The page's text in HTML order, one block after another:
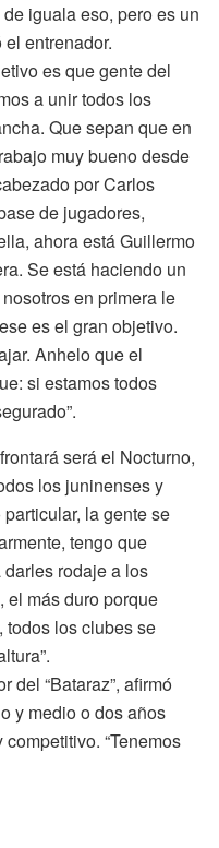
iguala eso, pero es un
entrenador.
es que gente del
a unir todos los
Que sepan que en
muy bueno desde
por Carlos
de jugadores,
ahora está Guillermo
Se está haciendo un
en primera le
es el gran objetivo.
Anhelo que el
si estamos todos
será el Nocturno,
los juninenses y
la gente se
tengo que
rodaje a los
el más duro porque
todos los clubes se
del “Bataraz”, afirmó
y medio o dos años
“Tenemos